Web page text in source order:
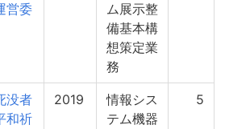
営委
ム展示整
備基本構
想策定業
務
没者
和祈
2019
情報シス
テム機器
5